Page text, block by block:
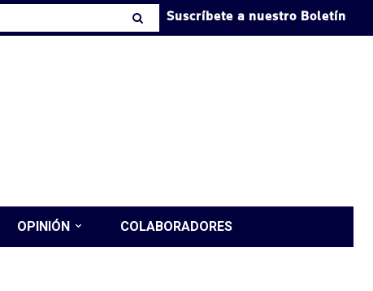
Suscríbete a nuestro Boletín
OPINIÓN COLABORADORES